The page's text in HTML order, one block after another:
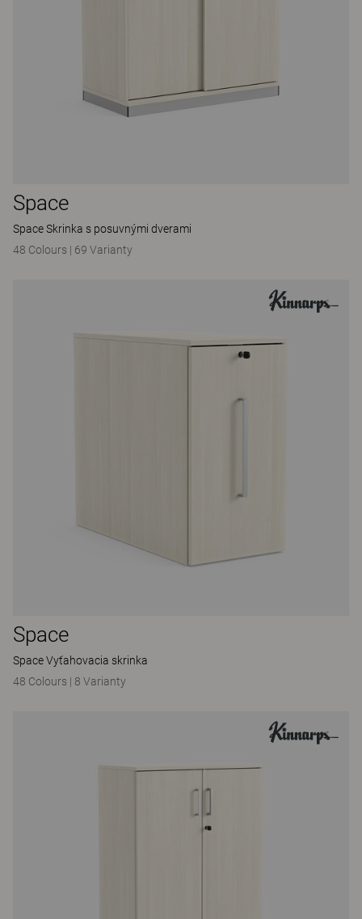
Space
Space Skrinka s posuvnými dverami
48 Colours | 69 Varianty
Space
Space Vyťahovacia skrinka
48 Colours | 8 Varianty